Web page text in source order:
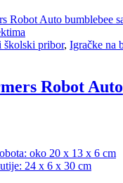
školski pribor, Igračke na
Robot Auto
oko 20 x 13 x 6 cm
24 x 6 x 30 cm